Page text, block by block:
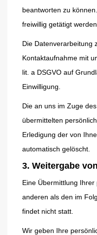
beantworten zu
freiwillig getätigt werden.
Die Datenverarbeitung
Kontaktaufnahme mit
lit. a DSGVO auf
Einwilligung.
Die an uns im Zuge
übermittelten
Erledigung der von
automatisch gelöscht.
3. Weitergabe
Eine Übermittlung
anderen als den im
findet nicht statt.
Wir geben Ihre